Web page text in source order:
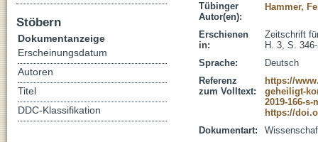
Tübinger
Autor(en):
Hammer,
Erschienen
in:
Zeitschrift
H. 3, S.
Sprache:
Deutsch
Referenz
zum Volltext:
https://
geheiligt-
2019-166-s-
https://
Dokumentart:
Stöbern
Dokumentanzeige
Erscheinungsdatum
Autoren
Titel
DDC-Klassifikation